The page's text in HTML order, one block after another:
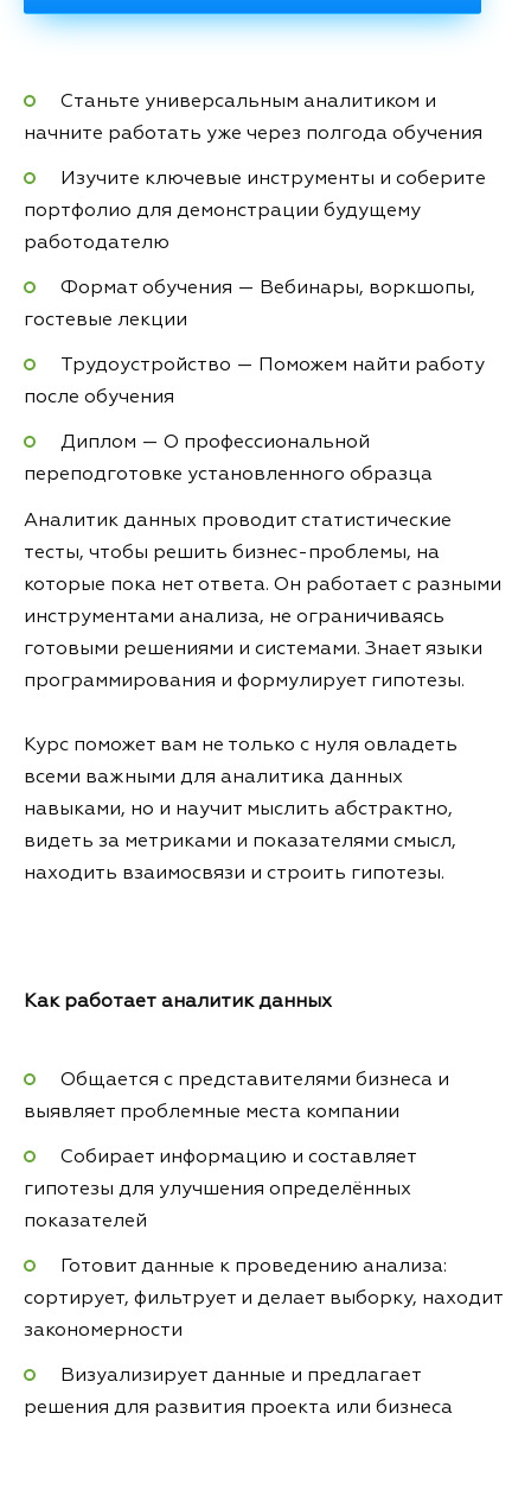
Станьте универсальным аналитиком и
начните работать уже через полгода обучения
Изучите ключевые инструменты и соберите
портфолио для демонстрации будущему
работодателю
Формат обучения — Вебинары, воркшопы,
гостевые лекции
Трудоустройство — Поможем найти работу
после обучения
Диплом — О профессиональной
переподготовке установленного образца
Аналитик данных проводит статистические
тесты, чтобы решить бизнес-проблемы, на
которые пока нет ответа. Он работает с разными
инструментами анализа, не ограничиваясь
готовыми решениями и системами. Знает языки
программирования и формулирует гипотезы.
Курс поможет вам не только с нуля овладеть
всеми важными для аналитика данных
навыками, но и научит мыслить абстрактно,
видеть за метриками и показателями смысл,
находить взаимосвязи и строить гипотезы.
Как работает аналитик данных
Общается с представителями бизнеса и
выявляет проблемные места компании
Собирает информацию и составляет
гипотезы для улучшения определённых
показателей
Готовит данные к проведению анализа:
сортирует, фильтрует и делает выборку, находит
закономерности
Визуализирует данные и предлагает
решения для развития проекта или бизнеса